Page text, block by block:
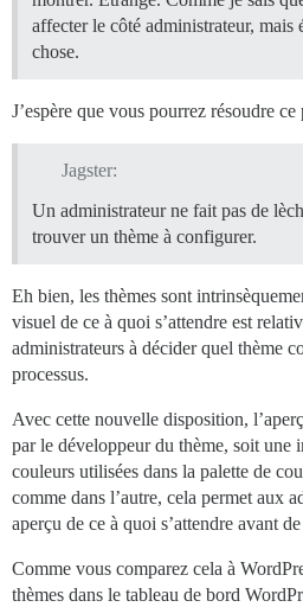
affecter le côté administrateur, mais
chose.
J’espère que vous pourrez résoudre
Jagster:
Un administrateur ne fait pas de
trouver un thème à configurer.
Eh bien, les thèmes sont
visuel de ce à quoi s’attendre est
administrateurs à décider quel thème
processus.
Avec cette nouvelle disposition,
par le développeur du thème, soit une
couleurs utilisées dans la palette de
comme dans l’autre, cela permet aux
aperçu de ce à quoi s’attendre avant
Comme vous comparez cela à
thèmes dans le tableau de bord